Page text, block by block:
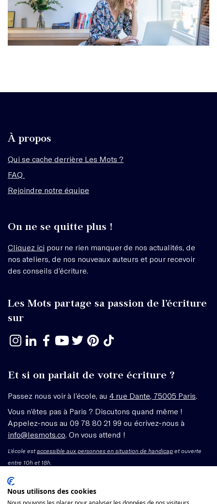
À propos
Qui se cache derrière Les Mots ?
FAQ
Rejoindre notre équipe
On ne se quitte plus !
Cliquez ici pour ne rien manquer de nos actualités, de
nos ateliers, de nos nouveaux auteurs et pour recevoir
des conseils d’écriture.
Les Mots partage sa passion de l’écriture
sur
Et si on parlait de votre écriture ?
Passez nous voir à l’école, au 4 rue Dante, 75005 Paris
Vous n’êtes pas à Paris ? Discutons quand même !
Appelez-nous au 09 78 80 21 99 ou écrivez-nous à
info@lesmots.co . On vous attend !
L'école estaccessible aux personnes en situation de handicap et ouverte
entre 10h et 18h.
Mentions légales – CGV
Nous utilisons des cookies